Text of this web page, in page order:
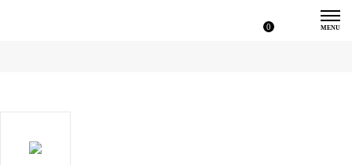
0 MENU